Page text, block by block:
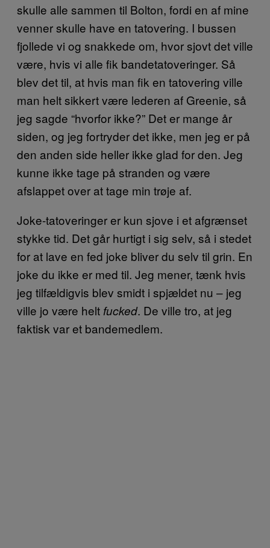
skulle alle sammen til Bolton, fordi en af mine
venner skulle have en tatovering. I bussen
fjollede vi og snakkede om, hvor sjovt det ville
være, hvis vi alle fik bandetatoveringer. Så
blev det til, at hvis man fik en tatovering ville
man helt sikkert være lederen af Greenie, så
jeg sagde “hvorfor ikke?” Det er mange år
siden, og jeg fortryder det ikke, men jeg er på
den anden side heller ikke glad for den. Jeg
kunne ikke tage på stranden og være
afslappet over at tage min trøje af.
Joke-tatoveringer er kun sjove i et afgrænset
stykke tid. Det går hurtigt i sig selv, så i stedet
for at lave en fed joke bliver du selv til grin. En
joke du ikke er med til. Jeg mener, tænk hvis
jeg tilfældigvis blev smidt i spjældet nu – jeg
ville jo være helt fucked. De ville tro, at jeg
faktisk var et bandemedlem.